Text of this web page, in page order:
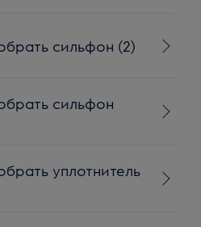
сильфон (2)
сильфон
уплотнитель